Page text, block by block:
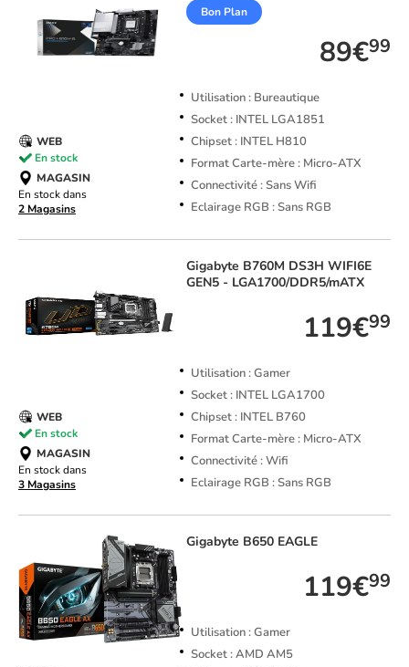
Bon Plan
89€99
Utilisation : Bureautique
Socket : INTEL LGA1851
Chipset : INTEL H810
Format Carte-mère : Micro-ATX
Connectivité : Sans Wifi
Eclairage RGB : Sans RGB
WEB
En stock
MAGASIN
En stock dans
2 Magasins
Gigabyte B760M DS3H WIFI6E
GEN5 - LGA1700/DDR5/mATX
119€99
Utilisation : Gamer
Socket : INTEL LGA1700
Chipset : INTEL B760
Format Carte-mère : Micro-ATX
Connectivité : Wifi
Eclairage RGB : Sans RGB
WEB
En stock
MAGASIN
En stock dans
3 Magasins
Gigabyte B650 EAGLE
119€99
Utilisation : Gamer
Socket : AMD AM5